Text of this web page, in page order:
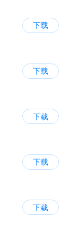
下载
下载
下载
下载
下载